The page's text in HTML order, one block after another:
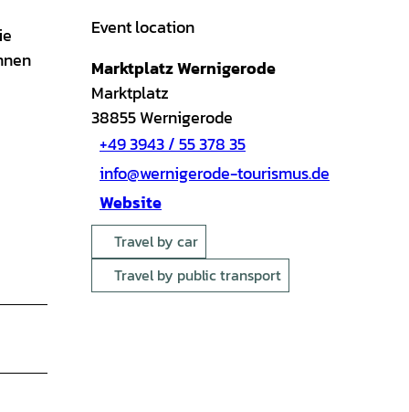
Event location
Marktplatz Wernigerode
Marktplatz
38855Wernigerode
+49 3943 / 55 378 35
info@wernigerode-tourismus.de
Website
Travel by car
Travel by public transport